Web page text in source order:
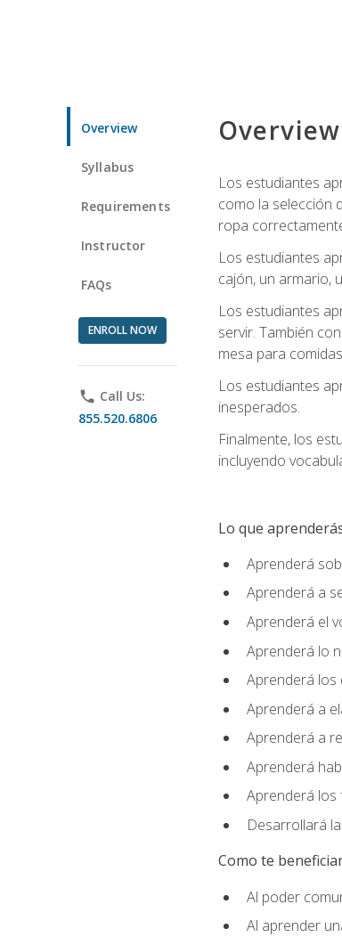
Overview
Syllabus
Requirements
Instructor
FAQs
ENROLL NOW
phone Call Us:
855.520.6806
Overview
Los estudiantes
como la selección
ropa
Los estudiantes
cajón, un armario,
Los estudiantes
servir. También
mesa para
Los estudiantes
inesperados.
Finalmente, los
incluyendo
Lo que
Aprenderá
Aprenderá a
Aprenderá el
Aprenderá lo
Aprenderá los
Aprenderá a
Aprenderá a
Aprenderá
Aprenderá los
Desarrollará
Como te
Al poder
Al aprender